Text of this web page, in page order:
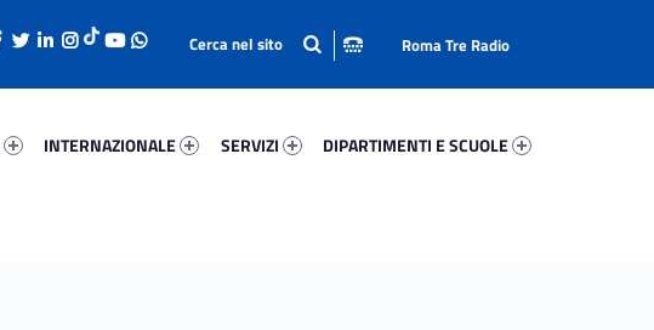
INTERNAZIONALE
SERVIZI
DIPARTIMENTI E SCUOLE
Roma Tre Radio